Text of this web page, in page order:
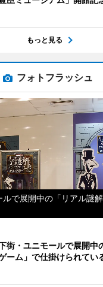
もっと見る
フォトフラッシュ
で展開中の「リアル謎
街・ユニモールで展開中
ーム」で仕掛けられてい